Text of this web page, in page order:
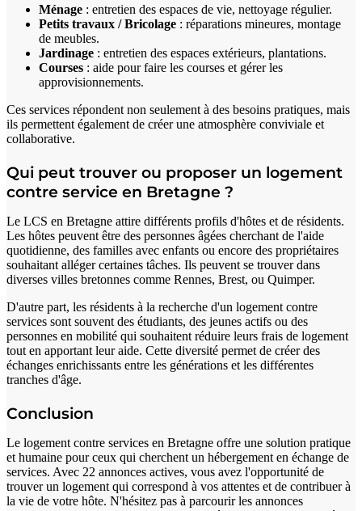
Ménage : entretien des espaces de vie, nettoyage régulier.
Petits travaux / Bricolage : réparations mineures, montage
de meubles.
Jardinage : entretien des espaces extérieurs, plantations.
Courses : aide pour faire les courses et gérer les
approvisionnements.
Ces services répondent non seulement à des besoins pratiques, mais
ils permettent également de créer une atmosphère conviviale et
collaborative.
Qui peut trouver ou proposer un logement
contre service en Bretagne ?
Le LCS en Bretagne attire différents profils d'hôtes et de résidents.
Les hôtes peuvent être des personnes âgées cherchant de l'aide
quotidienne, des familles avec enfants ou encore des propriétaires
souhaitant alléger certaines tâches. Ils peuvent se trouver dans
diverses villes bretonnes comme Rennes, Brest, ou Quimper.
D'autre part, les résidents à la recherche d'un logement contre
services sont souvent des étudiants, des jeunes actifs ou des
personnes en mobilité qui souhaitent réduire leurs frais de logement
tout en apportant leur aide. Cette diversité permet de créer des
échanges enrichissants entre les générations et les différentes
tranches d'âge.
Conclusion
Le logement contre services en Bretagne offre une solution pratique
et humaine pour ceux qui cherchent un hébergement en échange de
services. Avec 22 annonces actives, vous avez l'opportunité de
trouver un logement qui correspond à vos attentes et de contribuer à
la vie de votre hôte. N'hésitez pas à parcourir les annonces